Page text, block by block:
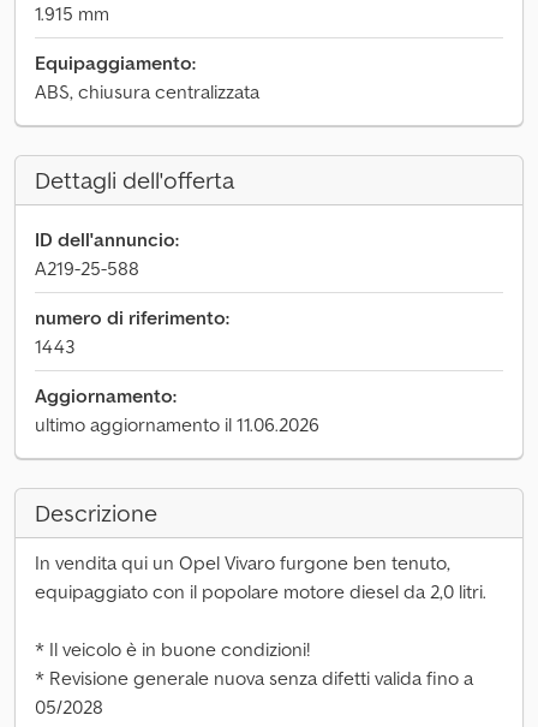
1.915 mm
Equipaggiamento:
ABS, chiusura centralizzata
Dettagli dell'offerta
ID dell'annuncio:
A219-25-588
numero di riferimento:
1443
Aggiornamento:
ultimo aggiornamento il 11.06.2026
Descrizione
In vendita qui un Opel Vivaro furgone ben tenuto,
equipaggiato con il popolare motore diesel da 2,0 litri.
* Il veicolo è in buone condizioni!
* Revisione generale nuova senza difetti valida fino a
05/2028